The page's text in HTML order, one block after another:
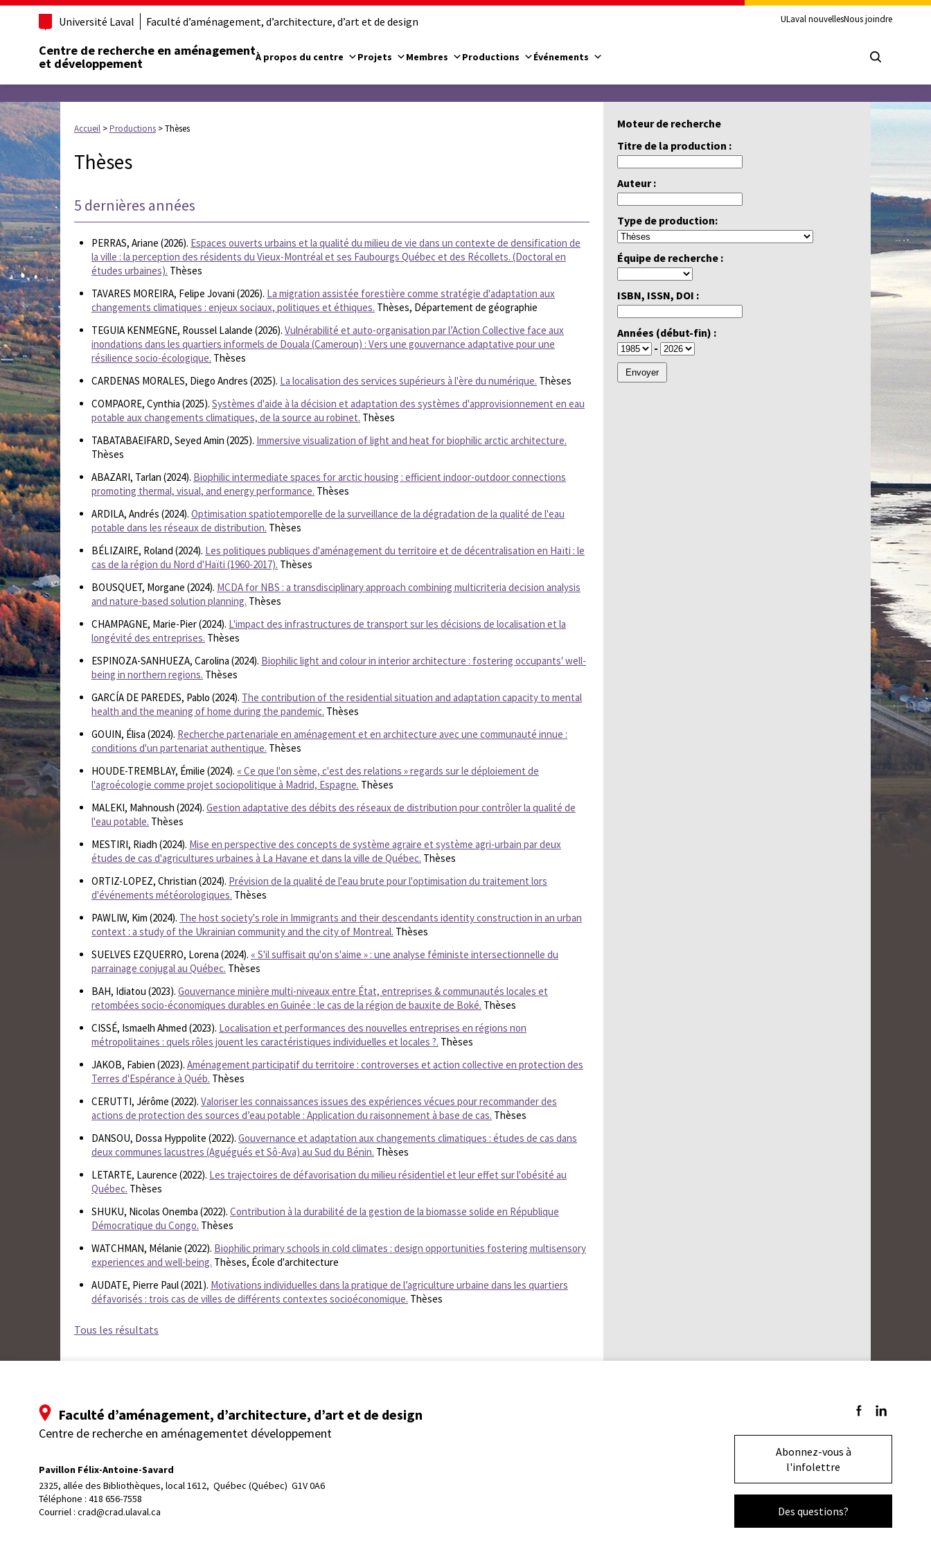
Université Laval Faculté d’aménagement, d’architecture, d’art et de design ULaval nouvellesNous joindre
Centre de recherche en aménagement
et développement
À propos du centre Projets Membres Productions Événements
Accueil >Productions >Thèses
Thèses
5 dernières années
PERRAS, Ariane (2026). Espaces ouverts urbains et la qualité du milieu de vie dans un contexte de densification de
la ville : la perception des résidents du Vieux-Montréal et ses Faubourgs Québec et des Récollets. (Doctoral en
études urbaines). Thèses
TAVARES MOREIRA, Felipe Jovani (2026). La migration assistée forestière comme stratégie d'adaptation aux
changements climatiques : enjeux sociaux, politiques et éthiques. Thèses, Département de géographie
TEGUIA KENMEGNE, Roussel Lalande (2026). Vulnérabilité et auto-organisation par l’Action Collective face aux
inondations dans les quartiers informels de Douala (Cameroun) : Vers une gouvernance adaptative pour une
résilience socio-écologique. Thèses
CARDENAS MORALES, Diego Andres (2025). La localisation des services supérieurs à l'ère du numérique. Thèses
COMPAORE, Cynthia (2025). Systèmes d'aide à la décision et adaptation des systèmes d'approvisionnement en eau
potable aux changements climatiques, de la source au robinet. Thèses
TABATABAEIFARD, Seyed Amin (2025). Immersive visualization of light and heat for biophilic arctic architecture.
Thèses
ABAZARI, Tarlan (2024). Biophilic intermediate spaces for arctic housing : efficient indoor-outdoor connections
promoting thermal, visual, and energy performance. Thèses
ARDILA, Andrés (2024). Optimisation spatiotemporelle de la surveillance de la dégradation de la qualité de l'eau
potable dans les réseaux de distribution. Thèses
BÉLIZAIRE, Roland (2024). Les politiques publiques d'aménagement du territoire et de décentralisation en Haïti : le
cas de la région du Nord d'Haïti (1960-2017). Thèses
BOUSQUET, Morgane (2024). MCDA for NBS : a transdisciplinary approach combining multicriteria decision analysis
and nature-based solution planning. Thèses
CHAMPAGNE, Marie-Pier (2024). L'impact des infrastructures de transport sur les décisions de localisation et la
longévité des entreprises. Thèses
ESPINOZA-SANHUEZA, Carolina (2024). Biophilic light and colour in interior architecture : fostering occupants' well-
being in northern regions. Thèses
GARCÍA DE PAREDES, Pablo (2024). The contribution of the residential situation and adaptation capacity to mental
health and the meaning of home during the pandemic. Thèses
GOUIN, Élisa (2024). Recherche partenariale en aménagement et en architecture avec une communauté innue :
conditions d'un partenariat authentique. Thèses
HOUDE-TREMBLAY, Émilie (2024). « Ce que l'on sème, c'est des relations » regards sur le déploiement de
l'agroécologie comme projet sociopolitique à Madrid, Espagne. Thèses
MALEKI, Mahnoush (2024). Gestion adaptative des débits des réseaux de distribution pour contrôler la qualité de
l'eau potable. Thèses
MESTIRI, Riadh (2024). Mise en perspective des concepts de système agraire et système agri-urbain par deux
études de cas d'agricultures urbaines à La Havane et dans la ville de Québec. Thèses
ORTIZ-LOPEZ, Christian (2024). Prévision de la qualité de l'eau brute pour l'optimisation du traitement lors
d'événements météorologiques. Thèses
PAWLIW, Kim (2024). The host society's role in Immigrants and their descendants identity construction in an urban
context : a study of the Ukrainian community and the city of Montreal. Thèses
SUELVES EZQUERRO, Lorena (2024). « S'il suffisait qu'on s'aime » : une analyse féministe intersectionnelle du
parrainage conjugal au Québec. Thèses
BAH, Idiatou (2023). Gouvernance minière multi-niveaux entre État, entreprises & communautés locales et
retombées socio-économiques durables en Guinée : le cas de la région de bauxite de Boké. Thèses
CISSÉ, Ismaelh Ahmed (2023). Localisation et performances des nouvelles entreprises en régions non
métropolitaines : quels rôles jouent les caractéristiques individuelles et locales ?. Thèses
JAKOB, Fabien (2023). Aménagement participatif du territoire : controverses et action collective en protection des
Terres d'Espérance à Québ. Thèses
CERUTTI, Jérôme (2022). Valoriser les connaissances issues des expériences vécues pour recommander des
actions de protection des sources d’eau potable : Application du raisonnement à base de cas. Thèses
DANSOU, Dossa Hyppolite (2022). Gouvernance et adaptation aux changements climatiques : études de cas dans
deux communes lacustres (Aguégués et Sô-Ava) au Sud du Bénin. Thèses
LETARTE, Laurence (2022). Les trajectoires de défavorisation du milieu résidentiel et leur effet sur l'obésité au
Québec. Thèses
SHUKU, Nicolas Onemba (2022). Contribution à la durabilité de la gestion de la biomasse solide en République
Démocratique du Congo. Thèses
WATCHMAN, Mélanie (2022). Biophilic primary schools in cold climates : design opportunities fostering multisensory
experiences and well-being. Thèses, École d'architecture
AUDATE, Pierre Paul (2021). Motivations individuelles dans la pratique de l’agriculture urbaine dans les quartiers
défavorisés : trois cas de villes de différents contextes socioéconomique. Thèses
Tous les résultats
Moteur de recherche
Titre de la production :
Auteur :
Type de production:
Équipe de recherche :
ISBN, ISSN, DOI :
Années (début-fin) :
-
Faculté d’aménagement, d’architecture, d’art et de design
Centre de recherche en aménagementet développement
Pavillon Félix-Antoine-Savard
2325, allée des Bibliothèques, local 1612, Québec (Québec)  G1V 0A6
Téléphone : 418 656-7558
Courriel : crad@crad.ulaval.ca
Suivez-nous sur
Suivez-nous
Abonnez-vous à
l'infolettre
Des questions?